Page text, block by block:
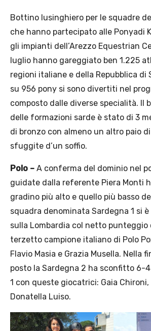
Bottino lusinghiero per le squadre
che hanno partecipato alle Ponyadi
gli impianti dell’Arezzo Equestrian
luglio hanno gareggiato ben 1.225
regioni italiane e della Repubblica di
su 956 pony si sono divertiti nel
composto dalle diverse specialità. Il
delle formazioni sarde è stato di 3
di bronzo con almeno un altro paio
sfuggite d’un soffio.
Polo – A conferma del dominio nel
guidate dalla referente Piera Monti
gradino più alto e quello più basso
squadra denominata Sardegna 1 si
sulla Lombardia col netto punteggio
terzetto campione italiano di Polo
Flavio Masia e Grazia Musella. Nella
posto la Sardegna 2 ha sconfitto 6-4
1 con queste giocatrici: Gaia
Donatella Luiso.